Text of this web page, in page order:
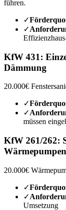
führen.
✓
✓
KfW 431:
Dämmung
20.000€
✓
✓
müssen
KfW 261/262:
20.000€
✓
✓
Umsetzung